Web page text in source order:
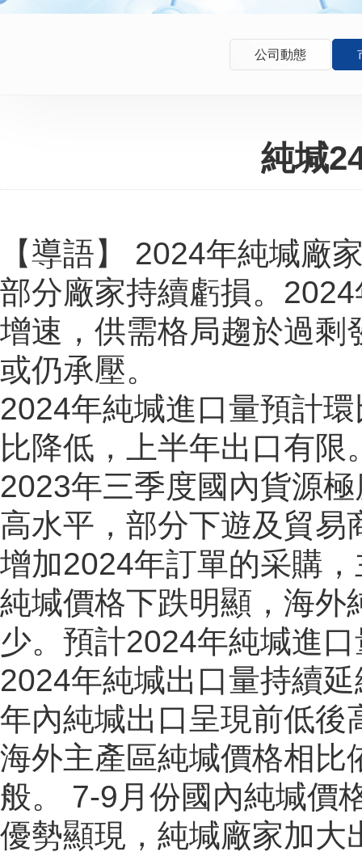
公司動態
純堿
【導語】 2024年純堿廠
部分廠家持續虧損。
增速，供需格局趨於過剩
或仍承壓。
2024年純堿進口量預計
比降低，上半年出口有限
2023年三季度國內貨源
高水平，部分下遊及貿易
增加2024年訂單的采購
純堿價格下跌明顯，海外
少。預計2024年純堿進
2024年純堿出口量持續
年內純堿出口呈現前低後
海外主產區純堿價格相比
般。 7-9月份國內純堿價
優勢顯現，純堿廠家加大